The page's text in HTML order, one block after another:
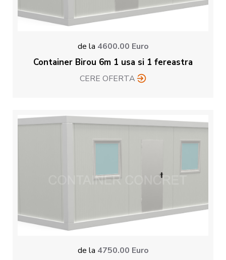
de la 4600.00 Euro
Container Birou 6m 1 usa si 1 fereastra
CERE OFERTA
de la 4750.00 Euro